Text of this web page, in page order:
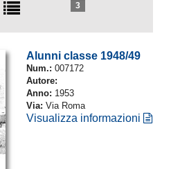
3
Alunni classe 1948/49
Num.: 007172
Autore:
Anno: 1953
Via: Via Roma
Visualizza informazioni